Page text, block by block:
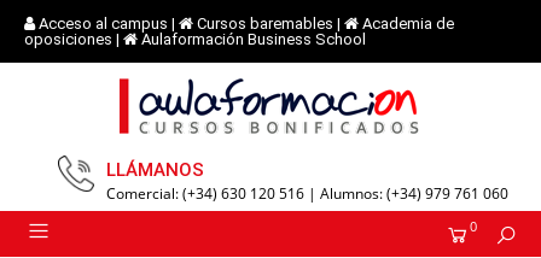
Acceso al campus | Cursos baremables |
Academia de
oposiciones | Aulaformación Business School
LLÁMANOS
Comercial: (+34) 630 120 516 | Alumnos: (+34) 979 761 060
0